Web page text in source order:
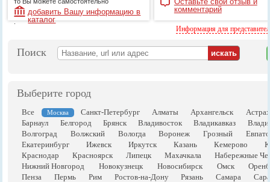
добавить Вашу информацию в
каталог
.
комментарий
Информация для
Поиск
Выберите город
Все Москва Санкт-Петербург Алматы Архангельск
Барнаул
Белгород Брянск Владивосток Владикавказ
Волгоград
Волжский Вологда Воронеж Грозный
Екатеринбург
Ижевск Иркутск Казань Кемерово
Краснодар
Красноярск Липецк Махачкала
Набережные
Нижний Новгород
Новокузнецк Новосибирск Омск
Пенза
Пермь Рим Ростов-на-Дону Рязань Самара